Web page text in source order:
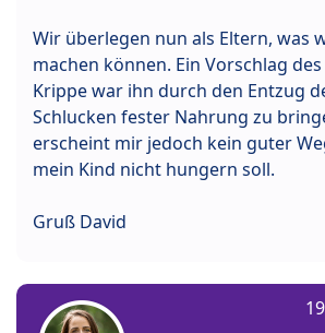
Wir überlegen nun als Eltern, was
machen können. Ein Vorschlag
Krippe war ihn durch den Entzug
Schlucken fester Nahrung zu
erscheint mir jedoch kein guter
mein Kind nicht hungern soll.
Gruß David